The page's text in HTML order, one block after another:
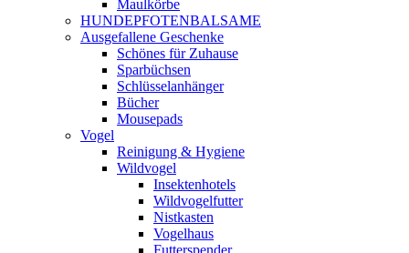
Maulkörbe
HUNDEPFOTENBALSAME
Ausgefallene Geschenke
Schönes für Zuhause
Sparbüchsen
Schlüsselanhänger
Bücher
Mousepads
Vogel
Reinigung & Hygiene
Wildvogel
Insektenhotels
Wildvogelfutter
Nistkasten
Vogelhaus
Futterspender